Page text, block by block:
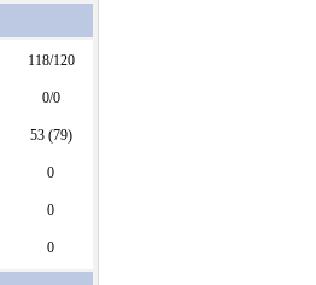
118/120
0/0
53 (79)
0
0
0